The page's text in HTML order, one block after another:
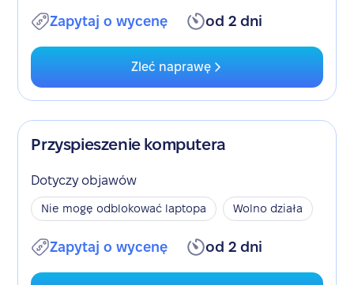
Zapytaj o wycenę od 2 dni
Zleć naprawę
Przyspieszenie komputera
Dotyczy objawów
Nie mogę odblokować laptopa Wolno działa
Zapytaj o wycenę od 2 dni